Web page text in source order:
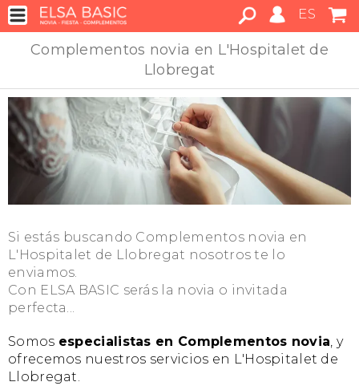
ES
Complementos novia en L'Hospitalet de
Llobregat
Si estás buscando Complementos novia en
L'Hospitalet de Llobregat nosotros te lo
enviamos.
Con ELSA BASIC serás la novia o invitada
perfecta...
Somos especialistas en Complementos novia, y
ofrecemos nuestros servicios en L'Hospitalet de
Llobregat.